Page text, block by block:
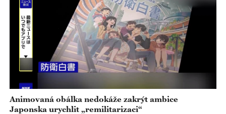
Animovaná obálka nedokáže zakrýt ambice
Japonska urychlit „remilitarizaci“